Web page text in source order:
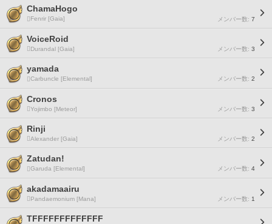
ChamaHogo
Fenrir [Gaia] メンバー数:7
VoiceRoid
Durandal [Gaia] メンバー数:3
yamada
Carbuncle [Elemental] メンバー数: 2
Cronos
Yojimbo [Meteor] メンバー数: 3
Rinji
Alexander [Gaia] メンバー数: 2
Zatudan!
Garuda [Elemental] メンバー数: 4
akadamaairu
Pandaemonium [Mana] メンバー数: 1
TFFFFFFFFFFFFF